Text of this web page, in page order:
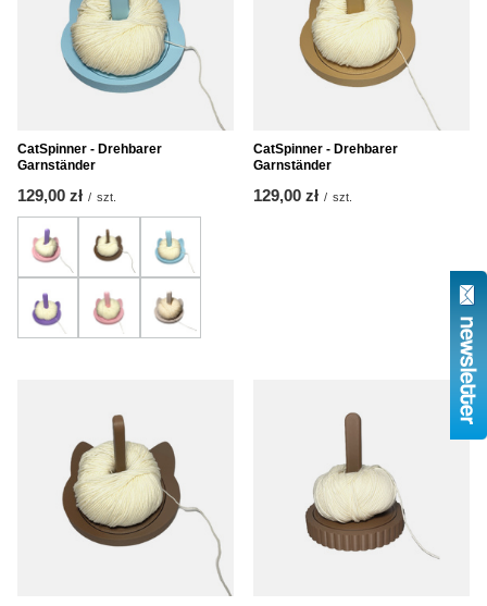
CatSpinner - Drehbarer
Garnständer
129,00 zł / szt.
CatSpinner - Drehbarer
Garnständer
129,00 zł / szt.